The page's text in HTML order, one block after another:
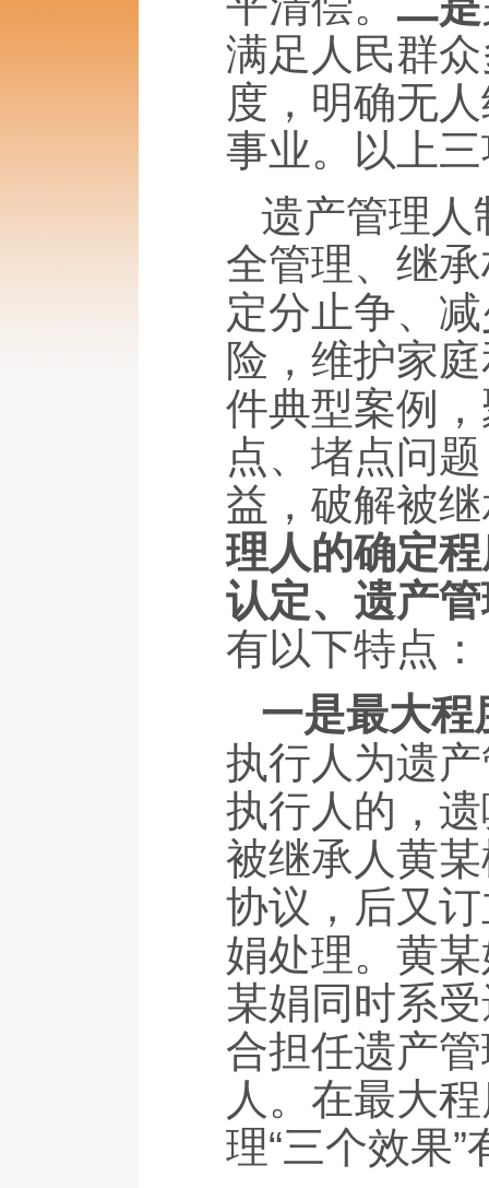
满足人民群
度，明确无
事业。以上
遗产管理人
全管理、继
定分止争、
险，维护家
件典型案例
点、堵点问
益，破解被
理人的确定
认定、遗产
有以下特点：
一是最大程
执行人为遗
执行人的，
被继承人黄
协议，后又
娟处理。黄
某娟同时系
合担任遗产
人。在最大
理“三个效果”